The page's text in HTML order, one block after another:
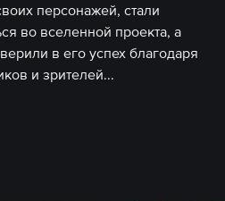
персонажей, стали
во вселенной проекта, а
в его успех благодаря
и зрителей...